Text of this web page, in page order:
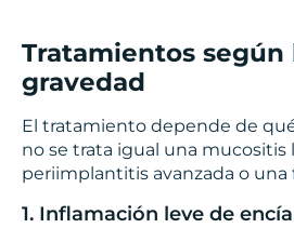
Tratamientos según
gravedad
El tratamiento depende de
no se trata igual una mucositis
periimplantitis avanzada o una
1. Inflamación leve de